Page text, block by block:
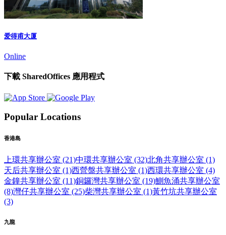
爱得甫大厦
Online
下載 SharedOffices 應用程式
Popular Locations
香港島
上環共享辦公室 (21)中環共享辦公室 (32)北角共享辦公室 (1)
天后共享辦公室 (1)西營盤共享辦公室 (1)西環共享辦公室 (4)
金鐘共享辦公室 (11)銅鑼灣共享辦公室 (19)鰂魚涌共享辦公室
(8)灣仔共享辦公室 (25)柴灣共享辦公室 (1)黃竹坑共享辦公室
(3)
九龍